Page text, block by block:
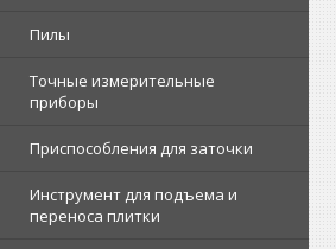
Пилы
Точные измерительные
приборы
Приспособления для заточки
Инструмент для подъема и
переноса плитки